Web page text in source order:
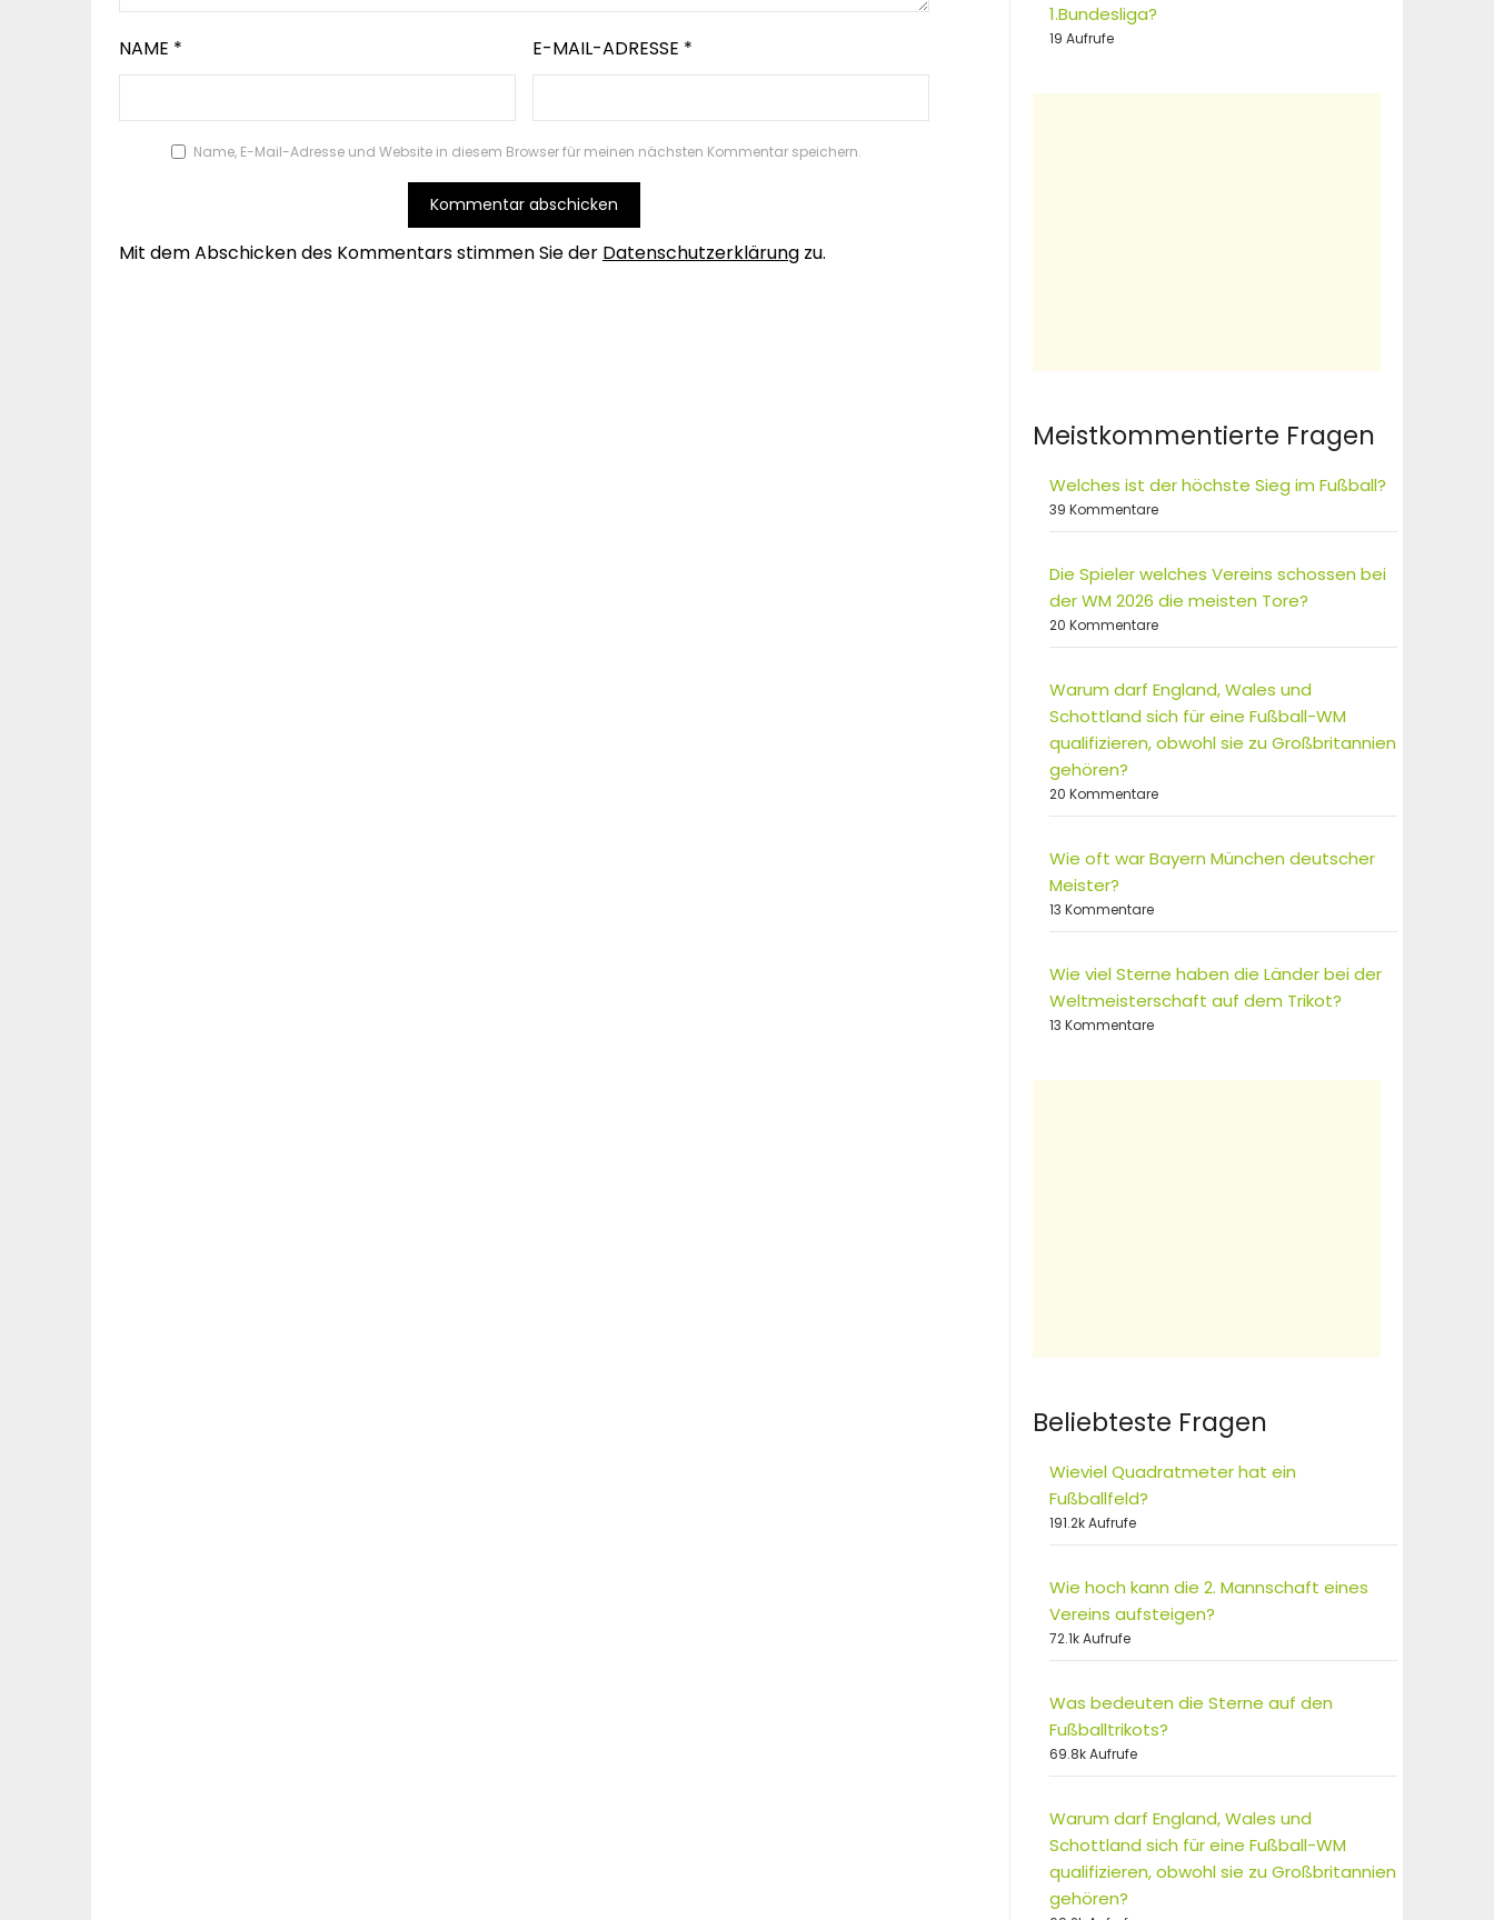
NAME * E-MAIL-ADRESSE *
Name, E-Mail-Adresse und Website in diesem Browser für meinen nächsten Kommentar speichern.
Mit dem Abschicken des Kommentars stimmen Sie der Datenschutzerklärung zu.
1.Bundesliga?
19 Aufrufe
Meistkommentierte Fragen
Welches ist der höchste Sieg im Fußball?
39 Kommentare
Die Spieler welches Vereins schossen bei
der WM 2026 die meisten Tore?
20 Kommentare
Warum darf England, Wales und
Schottland sich für eine Fußball-WM
qualifizieren, obwohl sie zu Großbritannien
gehören?
20 Kommentare
Wie oft war Bayern München deutscher
Meister?
13 Kommentare
Wie viel Sterne haben die Länder bei der
Weltmeisterschaft auf dem Trikot?
13 Kommentare
Beliebteste Fragen
Wieviel Quadratmeter hat ein
Fußballfeld?
191.2k Aufrufe
Wie hoch kann die 2. Mannschaft eines
Vereins aufsteigen?
72.1k Aufrufe
Was bedeuten die Sterne auf den
Fußballtrikots?
69.8k Aufrufe
Warum darf England, Wales und
Schottland sich für eine Fußball-WM
qualifizieren, obwohl sie zu Großbritannien
gehören?